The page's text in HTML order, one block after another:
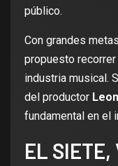
público.
Con grandes
propuesto
industria musical.
del productor
fundamental en el
EL